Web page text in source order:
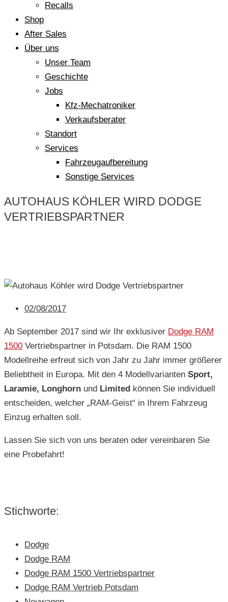
Recalls
Shop
After Sales
Über uns
Unser Team
Geschichte
Jobs
Kfz-Mechatroniker
Verkaufsberater
Standort
Services
Fahrzeugaufbereitung
Sonstige Services
AUTOHAUS KÖHLER WIRD DODGE
VERTRIEBSPARTNER
02/08/2017
Ab September 2017 sind wir Ihr exklusiver Dodge RAM
1500 Vertriebspartner in Potsdam. Die RAM 1500
Modellreihe erfreut sich von Jahr zu Jahr immer größerer
Beliebtheit in Europa. Mit den 4 Modellvarianten Sport,
Laramie, Longhorn und Limited können Sie individuell
entscheiden, welcher „RAM-Geist“ in Ihrem Fahrzeug
Einzug erhalten soll.
Lassen Sie sich von uns beraten oder vereinbaren Sie
eine Probefahrt!
Stichworte:
Dodge
Dodge RAM
Dodge RAM 1500 Vertriebspartner
Dodge RAM Vertrieb Potsdam